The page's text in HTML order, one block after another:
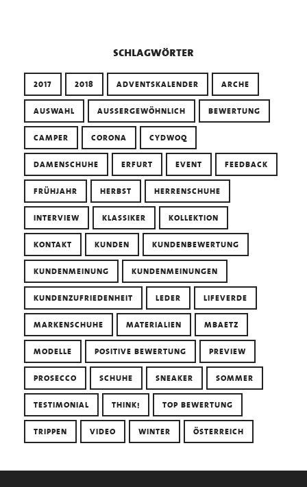
schlagwörter
2017 2018 ADVENTSKALENDER ARCHE
AUSWAHL AUSSERGEWÖHNLICH BEWERTUNG
CAMPER CORONA CYDWOQ
DAMENSCHUHE ERFURT EVENT FEEDBACK
FRÜHJAHR HERBST HERRENSCHUHE
INTERVIEW KLASSIKER KOLLEKTION
KONTAKT KUNDEN KUNDENBEWERTUNG
KUNDENMEINUNG KUNDENMEINUNGEN
KUNDENZUFRIEDENHEIT LEDER LIFEVERDE
MARKENSCHUHE MATERIALIEN MBAETZ
MODELLE POSITIVE BEWERTUNG PREVIEW
PROSECCO SCHUHE SNEAKER SOMMER
TESTIMONIAL THINK! TOP BEWERTUNG
TRIPPEN VIDEO WINTER ÖSTERREICH